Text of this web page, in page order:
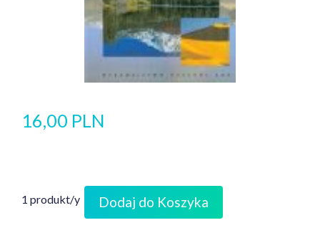
16,00 PLN
1 produkt/y Dodaj do Koszyka